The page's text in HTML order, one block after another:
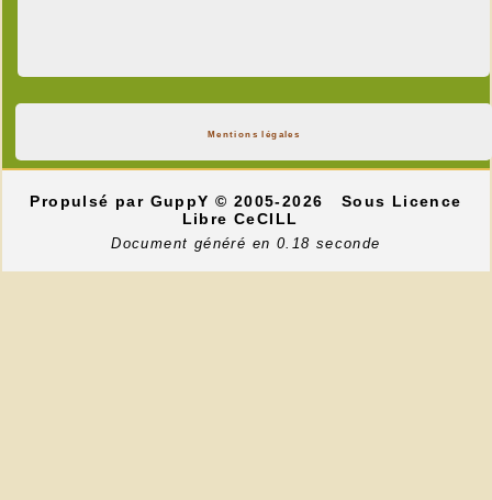
Mentions légales
Propulsé par GuppY© 2005-2026
Sous Licence
Libre CeCILL
Document généré en 0.18 seconde